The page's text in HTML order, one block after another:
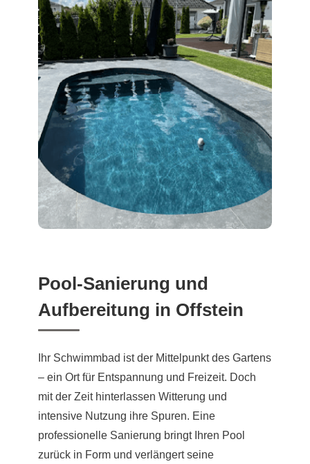
Pool-Sanierung und
Aufbereitung in Offstein
Ihr Schwimmbad ist der Mittelpunkt des Gartens
– ein Ort für Entspannung und Freizeit. Doch
mit der Zeit hinterlassen Witterung und
intensive Nutzung ihre Spuren. Eine
professionelle Sanierung bringt Ihren Pool
zurück in Form und verlängert seine